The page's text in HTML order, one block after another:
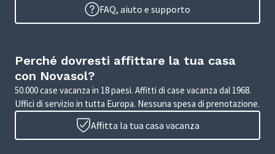
FAQ, aiuto e supporto
Perché dovresti affittare la tua casa
con Novasol?
50.000 case vacanza in 18 paesi. Affitti di case vacanza dal 1968.
Uffici di servizio in tutta Europa. Nessuna spesa di prenotazione.
Affitta la tua casa vacanza